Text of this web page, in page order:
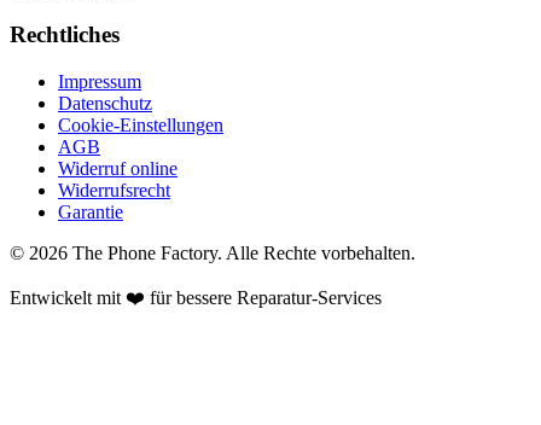
Rechtliches
Impressum
Datenschutz
Cookie-Einstellungen
AGB
Widerruf online
Widerrufsrecht
Garantie
© 2026 The Phone Factory. Alle Rechte vorbehalten.
Entwickelt mit ❤️ für bessere Reparatur-Services